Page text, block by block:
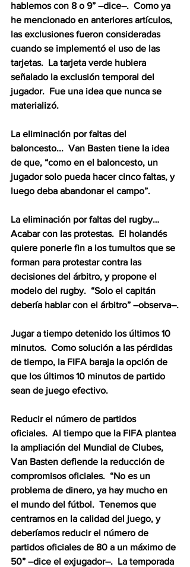
hablemos con 8 o 9” –dice–.  Como ya
he mencionado en anteriores artículos,
las exclusiones fueron consideradas
cuando se implementó el uso de las
tarjetas.  La tarjeta verde hubiera
señalado la exclusión temporal del
jugador.  Fue una idea que nunca se
materializó.
La eliminación por faltas del
baloncesto...  Van Basten tiene la idea
de que, “como en el baloncesto, un
jugador solo pueda hacer cinco faltas, y
luego deba abandonar el campo”.
La eliminación por faltas del rugby…
Acabar con las protestas.  El holandés
quiere ponerle fin a los tumultos que se
forman para protestar contra las
decisiones del árbitro, y propone el
modelo del rugby.  “Solo el capitán
debería hablar con el árbitro” –observa–.
Jugar a tiempo detenido los últimos 10
minutos.  Como solución a las pérdidas
de tiempo, la FIFA baraja la opción de
que los últimos 10 minutos de partido
sean de juego efectivo.
Reducir el número de partidos
oficiales.  Al tiempo que la FIFA plantea
la ampliación del Mundial de Clubes,
Van Basten defiende la reducción de
compromisos oficiales.  “No es un
problema de dinero, ya hay mucho en
el mundo del fútbol.  Tenemos que
centrarnos en la calidad del juego, y
deberíamos reducir el número de
partidos oficiales de 80 a un máximo de
50” –dice el exjugador–.  La temporada